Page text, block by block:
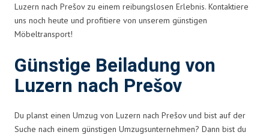
Luzern nach Prešov zu einem reibungslosen Erlebnis. Kontaktiere
uns noch heute und profitiere von unserem günstigen
Möbeltransport!
Günstige Beiladung von
Luzern nach Prešov
Du planst einen Umzug von Luzern nach Prešov und bist auf der
Suche nach einem günstigen Umzugsunternehmen? Dann bist du